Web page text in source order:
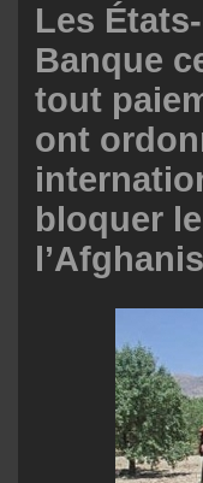
Les
Banque
tout
ont
bloquer